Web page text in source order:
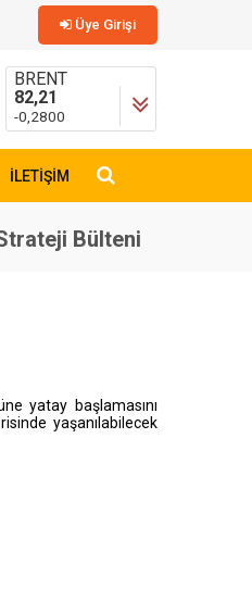
Üye Girişi
BRENT
82,21
-0,2800
İLETİŞİM
×
Bülteni
yatay başlamasını
yaşanılabilecek